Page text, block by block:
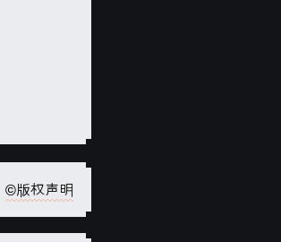
©版权声明